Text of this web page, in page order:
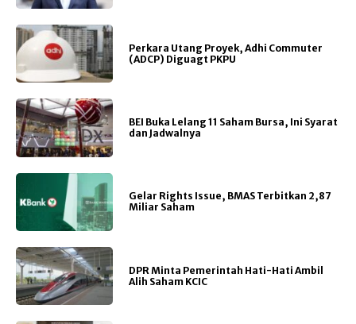
Perkara Utang Proyek, Adhi Commuter
(ADCP) Diguagt PKPU
BEI Buka Lelang 11 Saham Bursa, Ini Syarat
dan Jadwalnya
Gelar Rights Issue, BMAS Terbitkan 2,87
Miliar Saham
DPR Minta Pemerintah Hati-Hati Ambil
Alih Saham KCIC